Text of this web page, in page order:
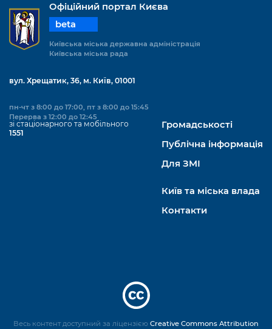
Офіційний портал Києва
beta
Київська міська державна адміністрація
Київська міська рада
вул. Хрещатик, 36, м. Київ, 01001
пн-чт з 8:00 до 17:00, пт з 8:00 до 15:45
Перерва з 12:00 до 12:45
зі стаціонарного та мобільного
1551
Громадськості
Публічна інформація
Для ЗМІ
Київ та міська влада
Контакти
Весь контент доступний за ліцензією Creative Commons Attribution